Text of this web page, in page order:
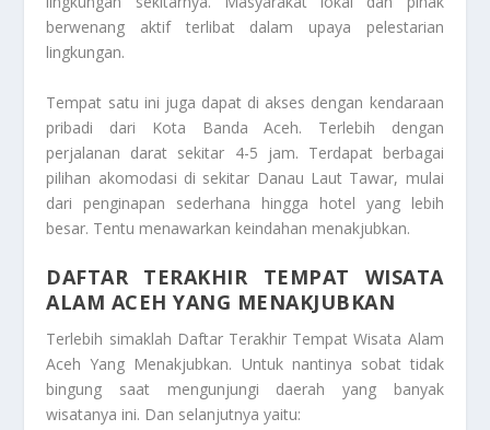
berwenang aktif terlibat dalam upaya pelestarian
lingkungan.
Tempat satu ini juga dapat di akses dengan kendaraan
pribadi dari Kota Banda Aceh. Terlebih dengan
perjalanan darat sekitar 4-5 jam. Terdapat berbagai
pilihan akomodasi di sekitar Danau Laut Tawar, mulai
dari penginapan sederhana hingga hotel yang lebih
besar. Tentu menawarkan keindahan menakjubkan.
DAFTAR TERAKHIR TEMPAT WISATA
ALAM ACEH YANG MENAKJUBKAN
Terlebih simaklah Daftar Terakhir Tempat Wisata Alam
Aceh Yang Menakjubkan. Untuk nantinya sobat tidak
bingung saat mengunjungi daerah yang banyak
wisatanya ini. Dan selanjutnya yaitu: